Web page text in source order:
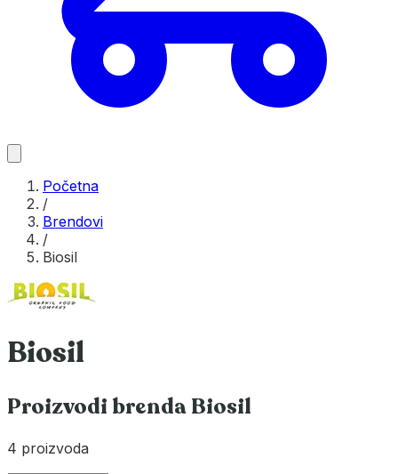
Početna
/
Brendovi
/
Biosil
Biosil
Proizvodi brenda Biosil
4 proizvoda